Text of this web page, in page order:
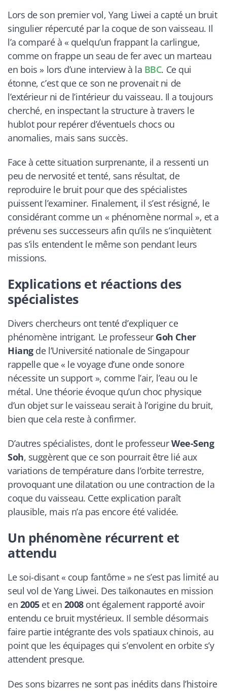
Lors de son premier vol, Yang Liwei a capté un bruit
singulier répercuté par la coque de son vaisseau. Il
l’a comparé à « quelqu’un frappant la carlingue,
comme on frappe un seau de fer avec un marteau
en bois » lors d’une interview à la BBC. Ce qui
étonne, c’est que ce son ne provenait ni de
l’extérieur ni de l’intérieur du vaisseau. Il a toujours
cherché, en inspectant la structure à travers le
hublot pour repérer d’éventuels chocs ou
anomalies, mais sans succès.
Face à cette situation surprenante, il a ressenti un
peu de nervosité et tenté, sans résultat, de
reproduire le bruit pour que des spécialistes
puissent l’examiner. Finalement, il s’est résigné, le
considérant comme un « phénomène normal », et a
prévenu ses successeurs afin qu’ils ne s’inquiètent
pas s’ils entendent le même son pendant leurs
missions.
Explications et réactions des
spécialistes
Divers chercheurs ont tenté d’expliquer ce
phénomène intrigant. Le professeur Goh Cher
Hiangde l’Université nationale de Singapour
rappelle que « le voyage d’une onde sonore
nécessite un support », comme l’air, l’eau ou le
métal. Une théorie évoque qu’un choc physique
d’un objet sur le vaisseau serait à l’origine du bruit,
bien que cela reste à confirmer.
D’autres spécialistes, dont le professeurWee-Seng
Soh, suggèrent que ce son pourrait être lié aux
variations de température dans l’orbite terrestre,
provoquant une dilatation ou une contraction de la
coque du vaisseau. Cette explication paraît
plausible, mais n’a pas encore été validée.
Un phénomène récurrent et
attendu
Le soi-disant « coup fantôme » ne s’est pas limité au
seul vol de Yang Liwei. Des taïkonautes en mission
en 2005et en 2008ont également rapporté avoir
entendu ce bruit mystérieux. Il semble désormais
faire partie intégrante des vols spatiaux chinois, au
point que les équipages qui s’envolent en orbite s’y
attendent presque.
Des sons bizarres ne sont pas inédits dans l’histoire